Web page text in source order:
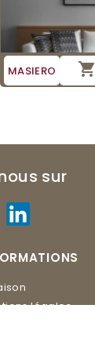
MASIERO 
sur
légales